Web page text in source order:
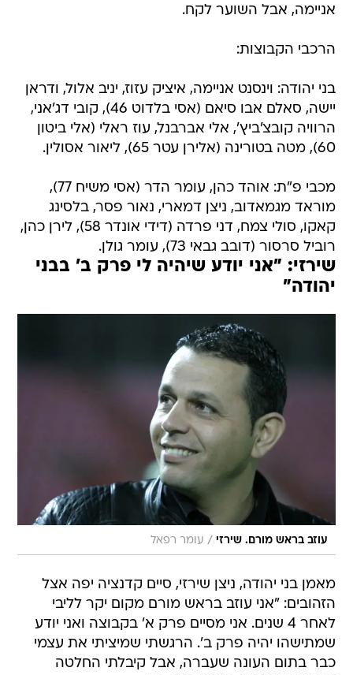
אניימה, אבל השוער לקח.
הרכבי הקבוצות:
בני יהודה: וינסנט אניימה, איציק עזוז, יניב אלול, ודראן
יישה, סאלם אבו סיאם (אסי בלדוט 46), קובי דג'אני,
הרוויה קובצ'ביץ', אלי אברבנל, עוז ראלי (אלי ביטון
60), מטה בטורינה (אלירן עטר 65), ליאור אסולין.
מכבי פ"ת: אוהד כהן, עומר הדר (אסי משיח 77),
מוראד מגמאדוב, ניצן דמארי, נאור פסר, בלסינג
קאקו, סולי צמח, דני פרדה (דידי אונדר 58), לירן כהן,
רוביל סרסור (דובב גבאי 73), עומר גולן.
שירזי: "אני יודע שיהיה לי פרק ב' בבני
יהודה"
עוזב בראש מורם. שירזי / עומר רפאל
מאמן בני יהודה, ניצן שירזי, סיים קדנציה יפה אצל
הזהובים: "אני עוזב בראש מורם מקום יקר לליבי
לאחר 4 שנים. אני מסיים פרק א' בקבוצה ואני יודע
שמתישהו יהיה פרק ב'. הרגשתי שמיציתי את עצמי
כבר בתום העונה שעברה, אבל קיבלתי החלטה